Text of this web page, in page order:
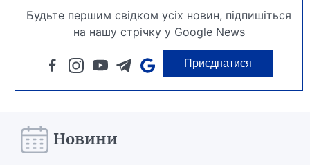
Будьте першим свідком усіх новин, підпишіться
на нашу стрічку у Google News
Приєднатися
Новини